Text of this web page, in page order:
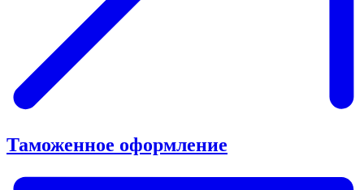
Таможенное оформление